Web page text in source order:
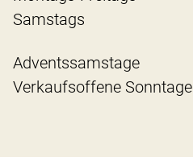
Samstags
Adventssamstage
Verkaufsoffene Sonntage